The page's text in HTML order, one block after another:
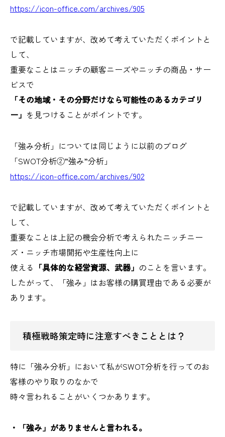
https://icon-office.com/archives/905
で記載していますが、改めて考えていただくポイントと
して、
重要なことはニッチの顧客ニーズやニッチの商品・サー
ビスで
「その地域・その分野だけなら可能性のあるカテゴリ
ー」 を見つけることがポイントです。
「強み分析」については同じように以前のブログ
「SWOT分析②”強み”分析」
https://icon-office.com/archives/902
で記載していますが、改めて考えていただくポイントと
して、
重要なことは上記の機会分析で考えられたニッチニー
ズ・ニッチ市場開拓や生産性向上に
使える 「具体的な経営資源、武器」 のことを言います。
したがって、「強み」はお客様の購買理由である必要が
あります。
積極戦略策定時に注意すべきこととは？
特に「強み分析」において私がSWOT分析を行ってのお
客様のやり取りのなかで
時々言われることがいくつかあります。
・「強み」がありませんと言われる。